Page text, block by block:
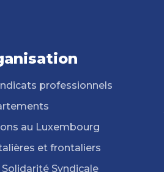
professionnels
au Luxembourg
et frontaliers
Solidarité Syndicale